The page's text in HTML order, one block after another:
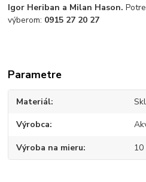
Igor Heriban a Milan Hason.
výberom: 0915 27 20 27
Parametre
Materiál
Výrobca
Výroba na mieru 10